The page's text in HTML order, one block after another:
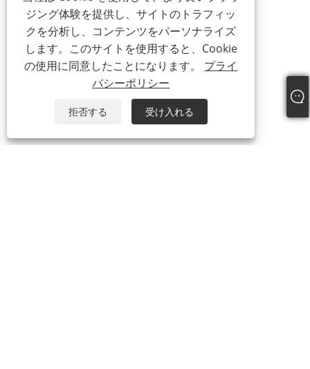
ジング体験を提供し、サイトのトラフィッ
クを分析し、コンテンツをパーソナライズ
します。このサイトを使用すると、Cookie
の使用に同意したことになります。 プライ
バシーポリシー
拒否する 受け入れる